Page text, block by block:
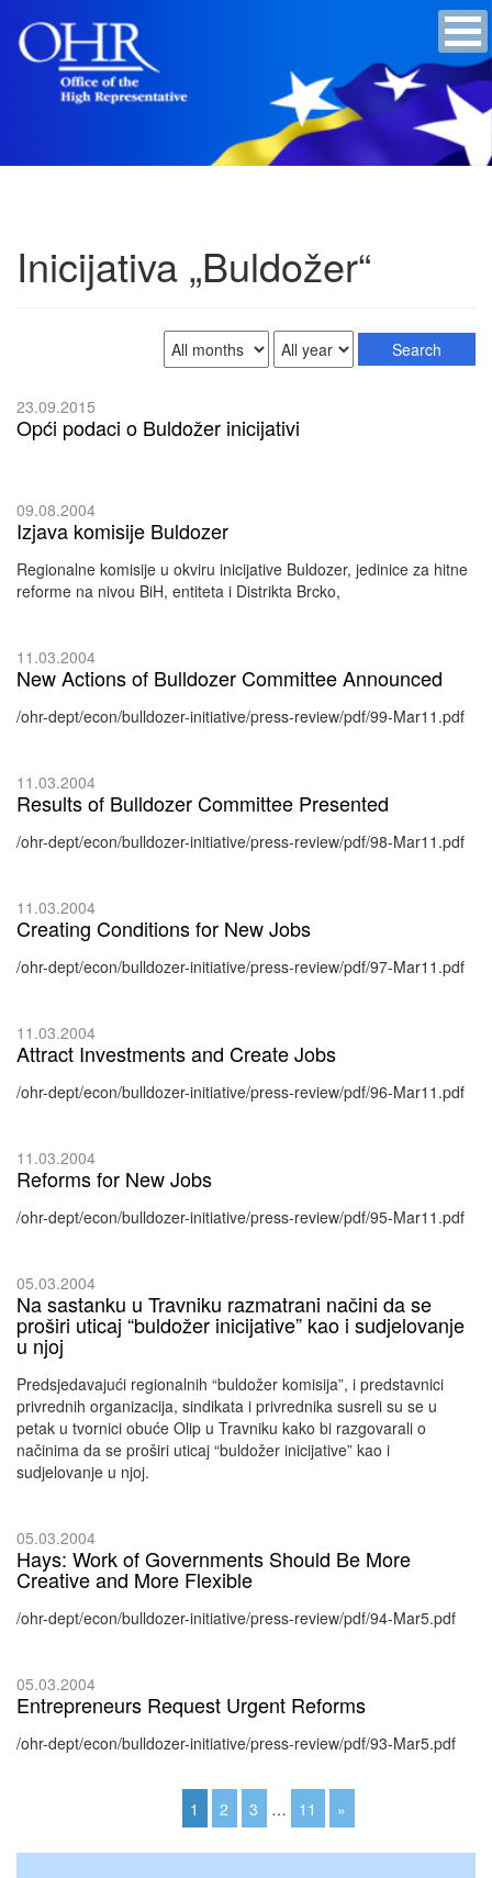
Inicijativa „Buldožer“
23.09.2015
Opći podaci o Buldožer inicijativi
09.08.2004
Izjava komisije Buldozer
Regionalne komisije u okviru inicijative Buldozer, jedinice za hitne
reforme na nivou BiH, entiteta i Distrikta Brcko,
11.03.2004
New Actions of Bulldozer Committee Announced
/ohr-dept/econ/bulldozer-initiative/press-review/pdf/99-Mar11.pdf
11.03.2004
Results of Bulldozer Committee Presented
/ohr-dept/econ/bulldozer-initiative/press-review/pdf/98-Mar11.pdf
11.03.2004
Creating Conditions for New Jobs
/ohr-dept/econ/bulldozer-initiative/press-review/pdf/97-Mar11.pdf
11.03.2004
Attract Investments and Create Jobs
/ohr-dept/econ/bulldozer-initiative/press-review/pdf/96-Mar11.pdf
11.03.2004
Reforms for New Jobs
/ohr-dept/econ/bulldozer-initiative/press-review/pdf/95-Mar11.pdf
05.03.2004
Na sastanku u Travniku razmatrani načini da se
proširi uticaj “buldožer inicijative” kao i sudjelovanje
u njoj
Predsjedavajući regionalnih “buldožer komisija”, i predstavnici
privrednih organizacija, sindikata i privrednika susreli su se u
petak u tvornici obuće Olip u Travniku kako bi razgovarali o
načinima da se proširi uticaj “buldožer inicijative” kao i
sudjelovanje u njoj.
05.03.2004
Hays: Work of Governments Should Be More
Creative and More Flexible
/ohr-dept/econ/bulldozer-initiative/press-review/pdf/94-Mar5.pdf
05.03.2004
Entrepreneurs Request Urgent Reforms
/ohr-dept/econ/bulldozer-initiative/press-review/pdf/93-Mar5.pdf
1 2 3 … 11 »